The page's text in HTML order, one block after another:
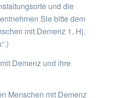
und die
Sie bitte dem
mit Demenz 1. Hj.
Demenz und ihre
Menschen mit Demenz